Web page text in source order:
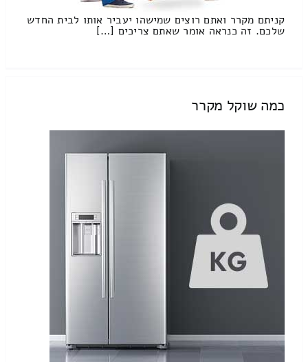
קניתם מקרר ואתם רוצים שמישהו יעביר אותו לבית החדש
שלכם. זה כנראה אומר שאתם צריכים […]
כמה שוקל מקרר